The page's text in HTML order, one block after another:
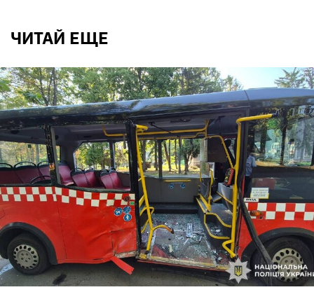
ЧИТАЙ ЕЩЕ